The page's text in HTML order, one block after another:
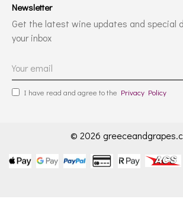
Newsletter
Get the latest wine updates and special
your inbox
I have read and agree to the Privacy Policy
© 2026